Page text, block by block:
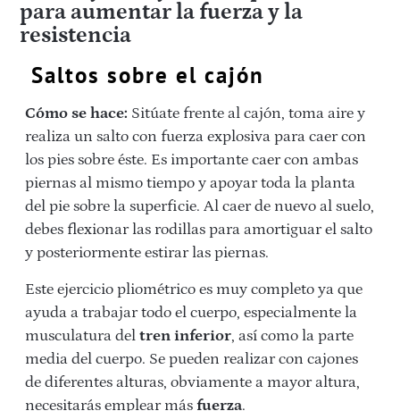
para aumentar la fuerza y la
resistencia
Saltos sobre el cajón
Cómo se hace: Sitúate frente al cajón, toma aire y
realiza un salto con fuerza explosiva para caer con
los pies sobre éste. Es importante caer con ambas
piernas al mismo tiempo y apoyar toda la planta
del pie sobre la superficie. Al caer de nuevo al suelo,
debes flexionar las rodillas para amortiguar el salto
y posteriormente estirar las piernas.
Este ejercicio pliométrico es muy completo ya que
ayuda a trabajar todo el cuerpo, especialmente la
musculatura del tren inferior, así como la parte
media del cuerpo. Se pueden realizar con cajones
de diferentes alturas, obviamente a mayor altura,
necesitarás emplear más fuerza.